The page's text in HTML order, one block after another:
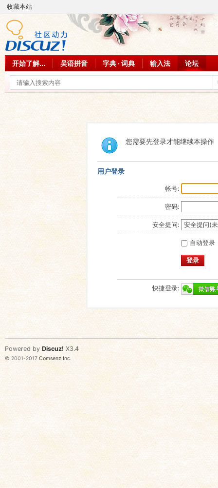
收藏本站
开始了解... 吴语拼音 字典 · 词典 输入法 论坛
您需要先登录才能继续本操作
用户登录
帐号:
密码:
安全提问:
自动登录
登录
快捷登录:
Powered by Discuz! X3.4
© 2001-2017 Comsenz Inc.